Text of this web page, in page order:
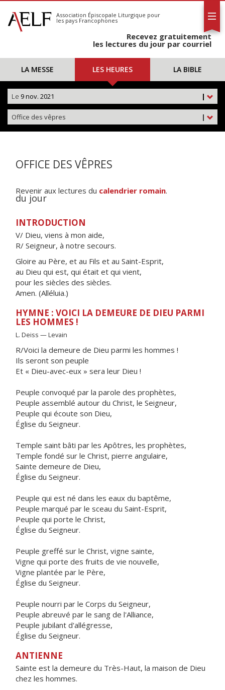
S'abonner
Calendrier
Association Épiscopale Liturgique pour
les pays Francophones
Recevez gratuitement
les lectures du jour par courriel
LA MESSE LES HEURES LA BIBLE
|
Le 9 nov. 2021
|
Office des vêpres
OFFICE DES VÊPRES
Revenir aux lectures du calendrier romain.
du jour
INTRODUCTION
V/ Dieu, viens à mon aide,
R/ Seigneur, à notre secours.
Gloire au Père, et au Fils et au Saint-Esprit,
au Dieu qui est, qui était et qui vient,
pour les siècles des siècles.
Amen. (Alléluia.)
HYMNE : VOICI LA DEMEURE DE DIEU PARMI
LES HOMMES !
L. Deiss — Levain
R/Voici la demeure de Dieu parmi les hommes !
Ils seront son peuple
Et « Dieu-avec-eux » sera leur Dieu !
Peuple convoqué par la parole des prophètes,
Peuple assemblé autour du Christ, le Seigneur,
Peuple qui écoute son Dieu,
Église du Seigneur.
Temple saint bâti par les Apôtres, les prophètes,
Temple fondé sur le Christ, pierre angulaire,
Sainte demeure de Dieu,
Église du Seigneur.
Peuple qui est né dans les eaux du baptême,
Peuple marqué par le sceau du Saint-Esprit,
Peuple qui porte le Christ,
Église du Seigneur.
Peuple greffé sur le Christ, vigne sainte,
Vigne qui porte des fruits de vie nouvelle,
Vigne plantée par le Père,
Église du Seigneur.
Peuple nourri par le Corps du Seigneur,
Peuple abreuvé par le sang de l'Alliance,
Peuple jubilant d'allégresse,
Église du Seigneur.
ANTIENNE
Sainte est la demeure du Très-Haut, la maison de Dieu
chez les hommes.